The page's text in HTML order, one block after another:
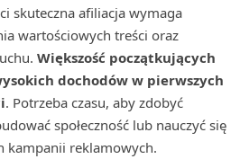
skuteczna afiliacja wymaga
wartościowych treści oraz
Większość początkujących
dochodów w pierwszych
. Potrzeba czasu, aby zdobyć
społeczność lub nauczyć się
kampanii reklamowych.